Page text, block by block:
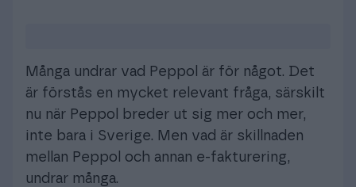
Många undrar vad Peppol är för något. Det
är förstås en mycket relevant fråga, särskilt
nu när Peppol breder ut sig mer och mer,
inte bara i Sverige. Men vad är skillnaden
mellan Peppol och annan e-fakturering,
undrar många.